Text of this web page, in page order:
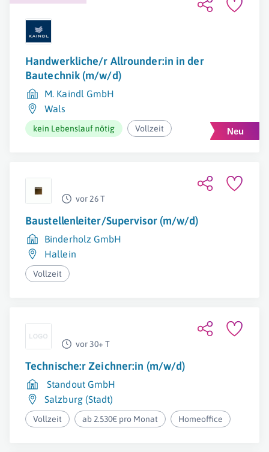
Handwerkliche/r Allrounder:in in der
Bautechnik (m/w/d)
M. Kaindl GmbH
Wals
kein Lebenslauf nötig Vollzeit
vor 26 T
Baustellenleiter/Supervisor (m/w/d)
Binderholz GmbH
Hallein
Vollzeit
vor 30+ T
Technische:r Zeichner:in (m/w/d)
Standout GmbH
Salzburg (Stadt)
Vollzeit ab 2.530€ pro Monat Homeoffice